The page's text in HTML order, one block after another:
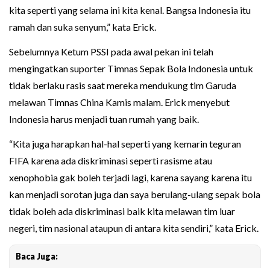
kita seperti yang selama ini kita kenal. Bangsa Indonesia itu
ramah dan suka senyum,” kata Erick.
Sebelumnya Ketum PSSI pada awal pekan ini telah
mengingatkan suporter Timnas Sepak Bola Indonesia untuk
tidak berlaku rasis saat mereka mendukung tim Garuda
melawan Timnas China Kamis malam. Erick menyebut
Indonesia harus menjadi tuan rumah yang baik.
“Kita juga harapkan hal-hal seperti yang kemarin teguran
FIFA karena ada diskriminasi seperti rasisme atau
xenophobia gak boleh terjadi lagi, karena sayang karena itu
kan menjadi sorotan juga dan saya berulang-ulang sepak bola
tidak boleh ada diskriminasi baik kita melawan tim luar
negeri, tim nasional ataupun di antara kita sendiri,” kata Erick.
Baca Juga: